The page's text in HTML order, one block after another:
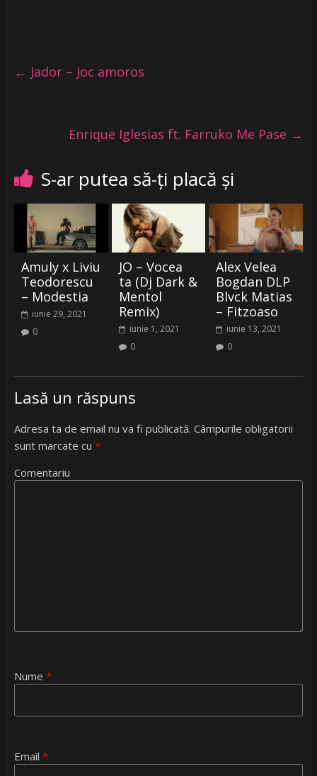
← Jador – Joc amoros
Enrique Iglesias ft. Farruko Me Pase →
S-ar putea să-ți placă și
Amuly x Liviu
Teodorescu
– Modestia
iunie 29, 2021
0
JO – Vocea
ta (Dj Dark &
Mentol
Remix)
iunie 1, 2021
0
Alex Velea
Bogdan DLP
Blvck Matias
– Fitzoaso
iunie 13, 2021
0
Lasă un răspuns
Adresa ta de email nu va fi publicată. Câmpurile obligatorii
sunt marcate cu *
Comentariu
Nume *
Email *